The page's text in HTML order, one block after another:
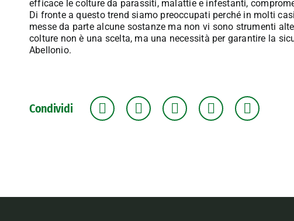
efficace le colture da parassiti, malattie e infestanti,
Di fronte a questo trend siamo preoccupati perché in molti
messe da parte alcune sostanze ma non vi sono strumenti
colture non è una scelta, ma una necessità per garantire la
Abellonio.
Condividi